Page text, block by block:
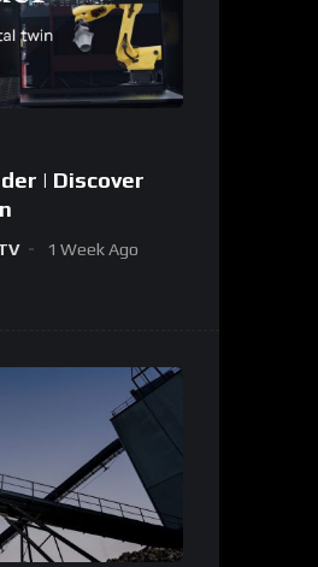
| Discover
1 Week Ago